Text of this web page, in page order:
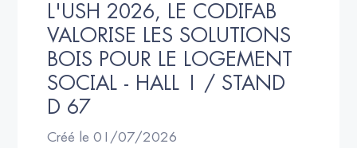
L'USH 2026, LE CODIFAB
VALORISE LES SOLUTIONS
BOIS POUR LE LOGEMENT
SOCIAL - HALL 1 / STAND
D 67
Créé le 01/07/2026